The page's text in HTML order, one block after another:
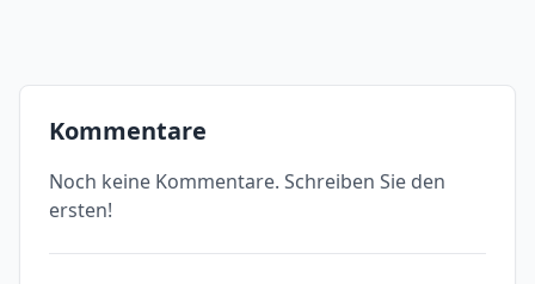
Kommentare
Noch keine Kommentare. Schreiben Sie den
ersten!